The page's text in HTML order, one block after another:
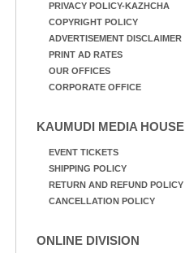
PRIVACY POLICY-KAZHCHA
COPYRIGHT POLICY
ADVERTISEMENT DISCLAIMER
PRINT AD RATES
OUR OFFICES
CORPORATE OFFICE
KAUMUDI MEDIA HOUSE
EVENT TICKETS
SHIPPING POLICY
RETURN AND REFUND POLICY
CANCELLATION POLICY
ONLINE DIVISION